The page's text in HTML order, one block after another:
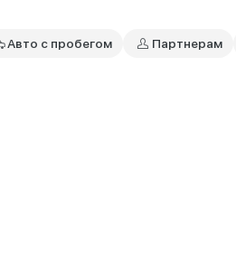
Авто с пробегом Партнерам